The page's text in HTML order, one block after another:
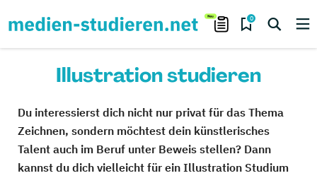
0
Illustration studieren
Du interessierst dich nicht nur privat für das Thema
Zeichnen, sondern möchtest dein künstlerisches
Talent auch im Beruf unter Beweis stellen? Dann
kannst du dich vielleicht für ein Illustration Studium